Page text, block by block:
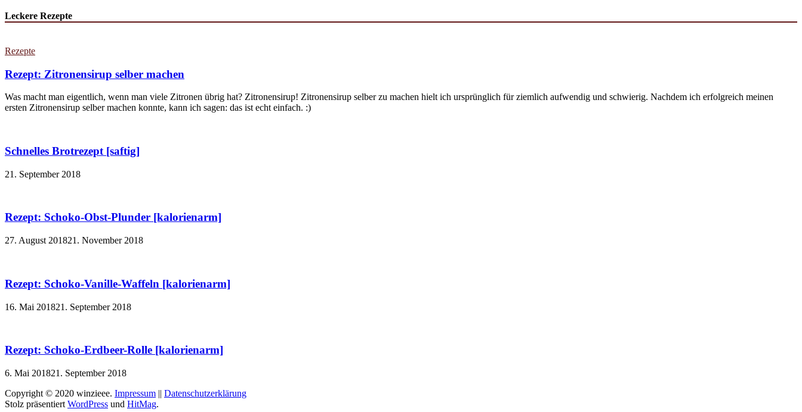
Leckere Rezepte
Rezepte
Rezept: Zitronensirup selber machen
Was macht man eigentlich, wenn man viele Zitronen übrig hat? Zitronensirup! Zitronensirup selber zu machen hielt ich ursprünglich für ziemlich aufwendig und schwierig. Nachdem ich erfolgreich meinen
ersten Zitronensirup selber machen konnte, kann ich sagen: das ist echt einfach. :)
Schnelles Brotrezept [saftig]
21. September 2018
Rezept: Schoko-Obst-Plunder [kalorienarm]
27. August 201821. November 2018
Rezept: Schoko-Vanille-Waffeln [kalorienarm]
16. Mai 201821. September 2018
Rezept: Schoko-Erdbeer-Rolle [kalorienarm]
6. Mai 201821. September 2018
Copyright © 2020 winzieee. Impressum || Datenschutzerklärung
Stolz präsentiert WordPress und HitMag.